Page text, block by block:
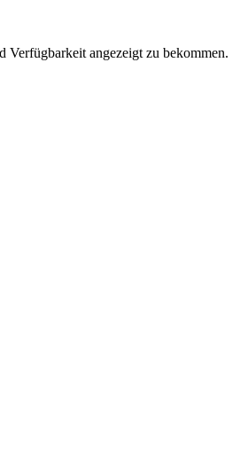
Verfügbarkeit angezeigt zu bekommen.